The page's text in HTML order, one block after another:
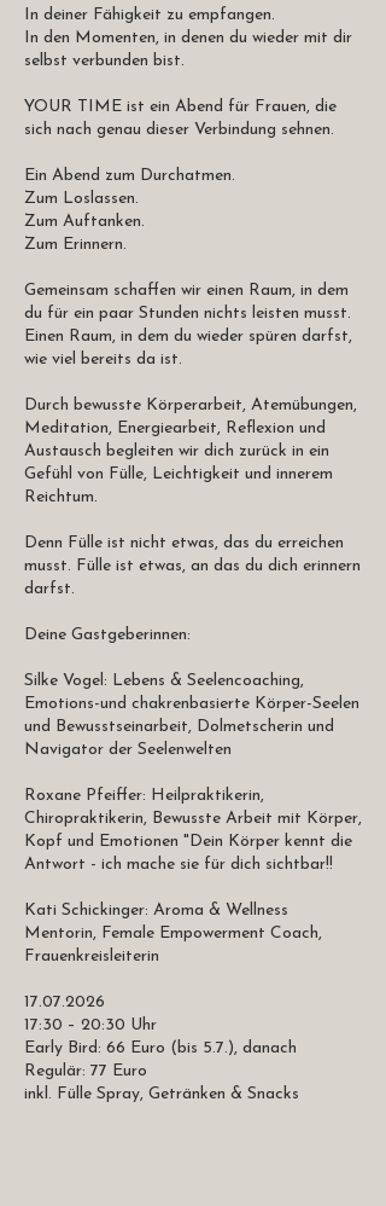
In deiner Fähigkeit zu empfangen.
In den Momenten, in denen du wieder mit dir
selbst verbunden bist.
YOUR TIME ist ein Abend für Frauen, die
sich nach genau dieser Verbindung sehnen.
Ein Abend zum Durchatmen.
Zum Loslassen.
Zum Auftanken.
Zum Erinnern.
Gemeinsam schaffen wir einen Raum, in dem
du für ein paar Stunden nichts leisten musst.
Einen Raum, in dem du wieder spüren darfst,
wie viel bereits da ist.
Durch bewusste Körperarbeit, Atemübungen,
Meditation, Energiearbeit, Reflexion und
Austausch begleiten wir dich zurück in ein
Gefühl von Fülle, Leichtigkeit und innerem
Reichtum.
Denn Fülle ist nicht etwas, das du erreichen
musst. Fülle ist etwas, an das du dich erinnern
darfst.
Deine Gastgeberinnen:
Silke Vogel: Lebens & Seelencoaching,
Emotions-und chakrenbasierte Körper-Seelen
und Bewusstseinarbeit, Dolmetscherin und
Navigator der Seelenwelten
Roxane Pfeiffer: Heilpraktikerin,
Chiropraktikerin, Bewusste Arbeit mit Körper,
Kopf und Emotionen "Dein Körper kennt die
Antwort - ich mache sie für dich sichtbar!!
Kati Schickinger: Aroma & Wellness
Mentorin, Female Empowerment Coach,
Frauenkreisleiterin
17.07.2026
17:30 – 20:30 Uhr
Early Bird: 66 Euro (bis 5.7.), danach
Regulär: 77 Euro
inkl. Fülle Spray, Getränken & Snacks